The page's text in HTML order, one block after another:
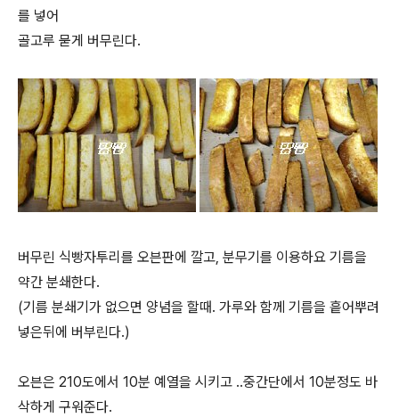
를 넣어
골고루 묻게 버무린다.
버무린 식빵자투리를 오븐판에 깔고, 분무기를 이용하요 기름을
약간 분쇄한다.
(기름 분쇄기가 없으면 양념을 할때. 가루와 함께 기름을 흩어뿌려
넣은뒤에 버부린다.)
오븐은 210도에서 10분 예열을 시키고 ..중간단에서 10분정도 바
삭하게 구워준다.